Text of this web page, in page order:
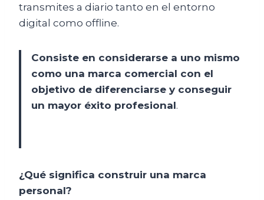
transmites a diario tanto en el entorno
digital como offline.
Consiste en considerarse a uno mismo
como una marca comercial con el
objetivo de diferenciarse y conseguir
un mayor éxito profesional.
¿Qué significa construir una marca
personal?